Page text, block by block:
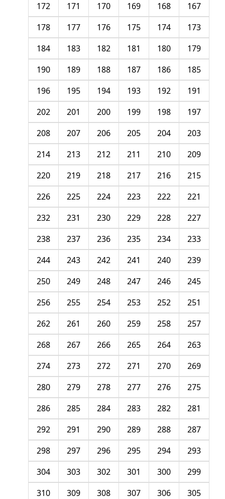
167
168
169
170
171
172
173
174
175
176
177
178
179
180
181
182
183
184
185
186
187
188
189
190
191
192
193
194
195
196
197
198
199
200
201
202
203
204
205
206
207
208
209
210
211
212
213
214
215
216
217
218
219
220
221
222
223
224
225
226
227
228
229
230
231
232
233
234
235
236
237
238
239
240
241
242
243
244
245
246
247
248
249
250
251
252
253
254
255
256
257
258
259
260
261
262
263
264
265
266
267
268
269
270
271
272
273
274
275
276
277
278
279
280
281
282
283
284
285
286
287
288
289
290
291
292
293
294
295
296
297
298
299
300
301
302
303
304
305
306
307
308
309
310